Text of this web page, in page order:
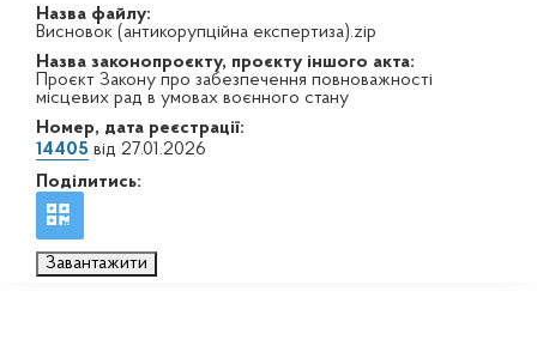
Назва файлу:
Висновок (антикорупційна експертиза).zip
Назва законопроєкту, проєкту іншого акта:
Проєкт Закону про забезпечення повноважності
місцевих рад в умовах воєнного стану
Номер, дата реєстрації:
14405 від 27.01.2026
Поділитись:
Завантажити